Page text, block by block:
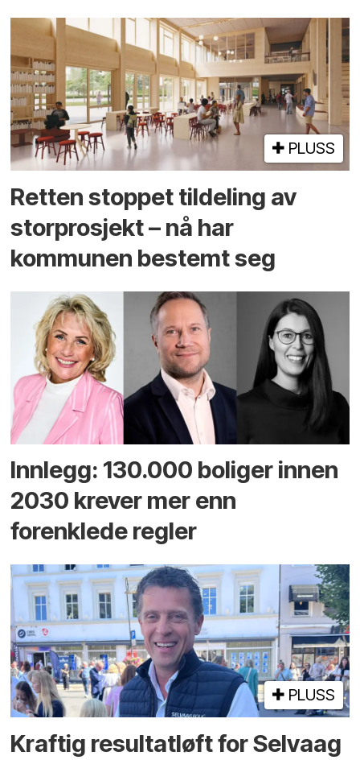
PLUSS
Retten stoppet tildeling av
storprosjekt – nå har
kommunen bestemt seg
Innlegg: 130.000 boliger innen
2030 krever mer enn
forenklede regler
PLUSS
Kraftig resultatløft for Selvaag